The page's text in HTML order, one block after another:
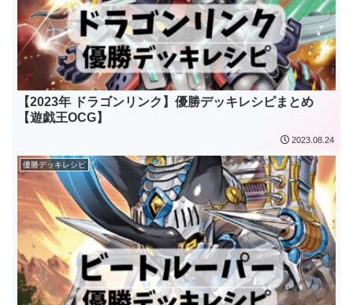
【2023年 ドラゴンリンク】優勝デッキレシピまとめ
【遊戯王OCG】
2023.08.24
優勝デッキレシピ